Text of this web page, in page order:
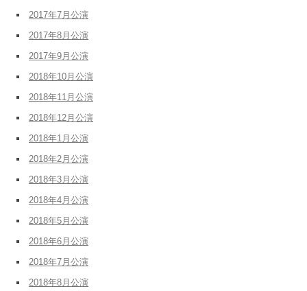
2017年7月公演
2017年8月公演
2017年9月公演
2018年10月公演
2018年11月公演
2018年12月公演
2018年1月公演
2018年2月公演
2018年3月公演
2018年4月公演
2018年5月公演
2018年6月公演
2018年7月公演
2018年8月公演